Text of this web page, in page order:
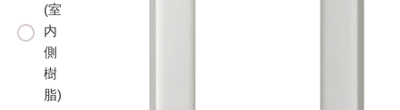
(室
内
側
樹
脂)